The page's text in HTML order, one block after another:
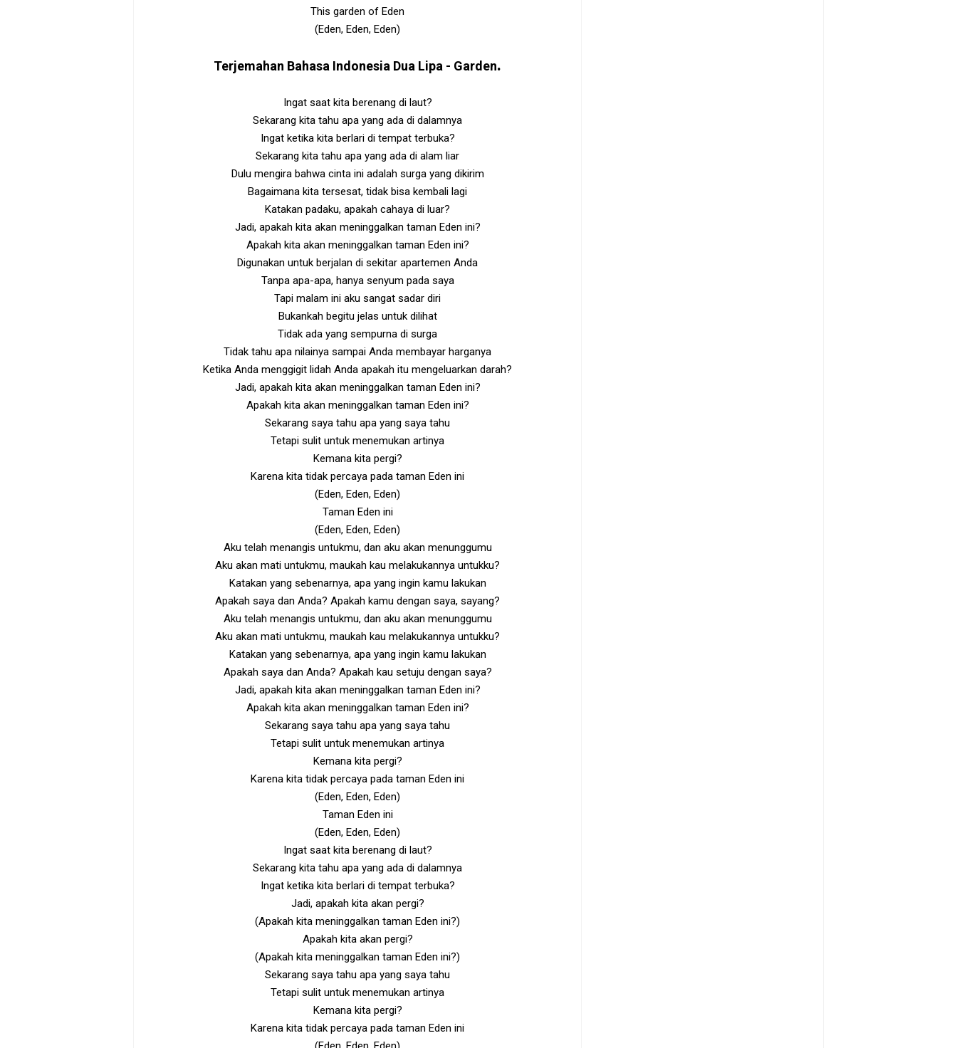
This garden of Eden
(Eden, Eden, Eden)
Terjemahan Bahasa Indonesia Dua Lipa - Garden.
Ingat saat kita berenang di laut?
Sekarang kita tahu apa yang ada di dalamnya
Ingat ketika kita berlari di tempat terbuka?
Sekarang kita tahu apa yang ada di alam liar
Dulu mengira bahwa cinta ini adalah surga yang dikirim
Bagaimana kita tersesat, tidak bisa kembali lagi
Katakan padaku, apakah cahaya di luar?
Jadi, apakah kita akan meninggalkan taman Eden ini?
Apakah kita akan meninggalkan taman Eden ini?
Digunakan untuk berjalan di sekitar apartemen Anda
Tanpa apa-apa, hanya senyum pada saya
Tapi malam ini aku sangat sadar diri
Bukankah begitu jelas untuk dilihat
Tidak ada yang sempurna di surga
Tidak tahu apa nilainya sampai Anda membayar harganya
Ketika Anda menggigit lidah Anda apakah itu mengeluarkan darah?
Jadi, apakah kita akan meninggalkan taman Eden ini?
Apakah kita akan meninggalkan taman Eden ini?
Sekarang saya tahu apa yang saya tahu
Tetapi sulit untuk menemukan artinya
Kemana kita pergi?
Karena kita tidak percaya pada taman Eden ini
(Eden, Eden, Eden)
Taman Eden ini
(Eden, Eden, Eden)
Aku telah menangis untukmu, dan aku akan menunggumu
Aku akan mati untukmu, maukah kau melakukannya untukku?
Katakan yang sebenarnya, apa yang ingin kamu lakukan
Apakah saya dan Anda? Apakah kamu dengan saya, sayang?
Aku telah menangis untukmu, dan aku akan menunggumu
Aku akan mati untukmu, maukah kau melakukannya untukku?
Katakan yang sebenarnya, apa yang ingin kamu lakukan
Apakah saya dan Anda? Apakah kau setuju dengan saya?
Jadi, apakah kita akan meninggalkan taman Eden ini?
Apakah kita akan meninggalkan taman Eden ini?
Sekarang saya tahu apa yang saya tahu
Tetapi sulit untuk menemukan artinya
Kemana kita pergi?
Karena kita tidak percaya pada taman Eden ini
(Eden, Eden, Eden)
Taman Eden ini
(Eden, Eden, Eden)
Ingat saat kita berenang di laut?
Sekarang kita tahu apa yang ada di dalamnya
Ingat ketika kita berlari di tempat terbuka?
Jadi, apakah kita akan pergi?
(Apakah kita meninggalkan taman Eden ini?)
Apakah kita akan pergi?
(Apakah kita meninggalkan taman Eden ini?)
Sekarang saya tahu apa yang saya tahu
Tetapi sulit untuk menemukan artinya
Kemana kita pergi?
Karena kita tidak percaya pada taman Eden ini